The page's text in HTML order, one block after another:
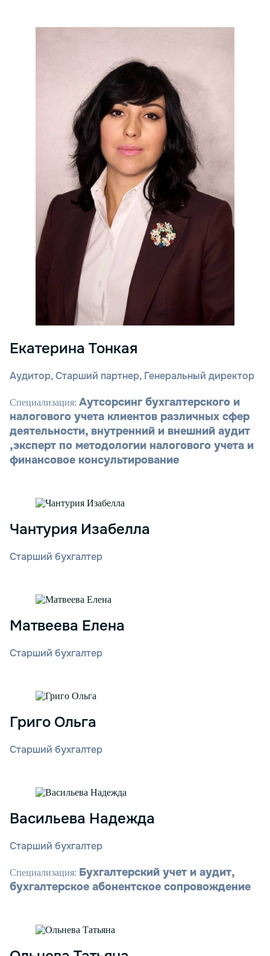
Екатерина Тонкая
Аудитор, Старший партнер, Генеральный директор
Специализация: Аутсорсинг бухгалтерского и
налогового учета клиентов различных сфер
деятельности, внутренний и внешний аудит
,эксперт по методологии налогового учета и
финансовое консультирование
Чантурия Изабелла
Старший бухгалтер
Матвеева Елена
Старший бухгалтер
Григо Ольга
Старший бухгалтер
Васильева Надежда
Старший бухгалтер
Специализация: Бухгалтерский учет и аудит,
бухгалтерское абонентское сопровождение